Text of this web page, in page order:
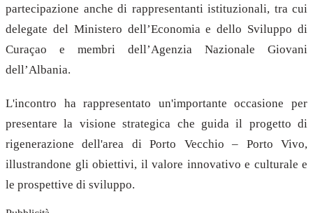
partecipazione anche di rappresentanti istituzionali, tra cui
delegate del Ministero dell’Economia e dello Sviluppo di
Curaçao e membri dell’Agenzia Nazionale Giovani
dell’Albania.
L'incontro ha rappresentato un'importante occasione per
presentare la visione strategica che guida il progetto di
rigenerazione dell'area di Porto Vecchio – Porto Vivo,
illustrandone gli obiettivi, il valore innovativo e culturale e
le prospettive di sviluppo.